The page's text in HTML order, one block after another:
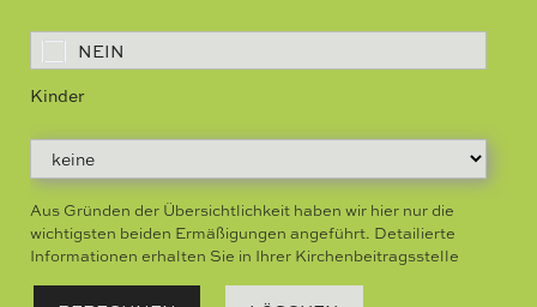
Kinder
Aus Gründen der Übersichtlichkeit haben wir hier nur die
wichtigsten beiden Ermäßigungen angeführt. Detailierte
Informationen erhalten Sie in Ihrer Kirchenbeitragsstelle